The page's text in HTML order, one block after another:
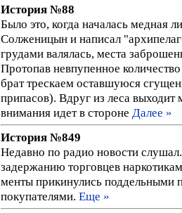
История №88
Было это, когда началась медная
Солженицын и написал
грудами валялась, места
Протопав невпупенное
брат трескаем оставшуюся
припасов). Вдруг из леса выходит
внимания идет в стороне Далее »
История №849
Недавно по радио новости
задержанию торговцев
менты прикинулись поддельными
покупателями. Еще »